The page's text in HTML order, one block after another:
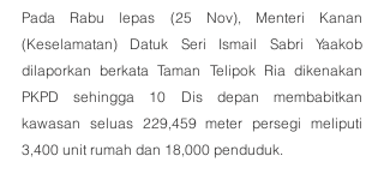
Pada Rabu lepas (25 Nov), Menteri Kanan
(Keselamatan) Datuk Seri Ismail Sabri Yaakob
dilaporkan berkata Taman Telipok Ria dikenakan
PKPD sehingga 10 Dis depan membabitkan
kawasan seluas 229,459 meter persegi meliputi
3,400 unit rumah dan 18,000 penduduk.